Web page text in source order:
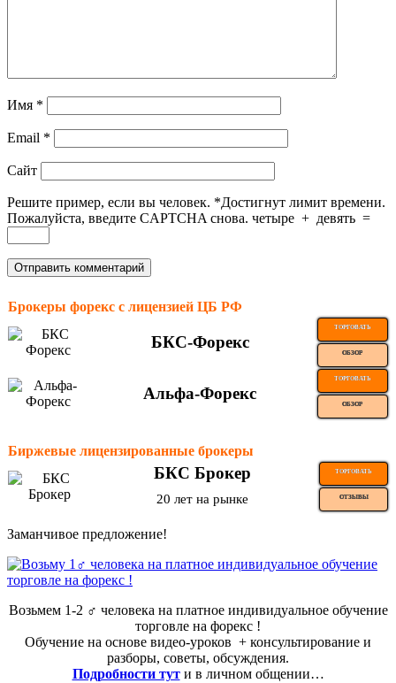
Имя *
Email *
Сайт
Решите пример, если вы человек. *Достигнут лимит времени.
Пожалуйста, введите CAPTCHA снова. четыре + девять =
Брокеры форекс с лицензией ЦБ РФ
БКС-Форекс
ТОРГОВАТЬ
ОБЗОР
Альфа-Форекс
ТОРГОВАТЬ
ОБЗОР
Биржевые лицензированные брокеры
БКС Брокер ТОРГОВАТЬ
20 лет на рынке ОТЗЫВЫ
Заманчивое предложение!
Возьмем 1-2 ‍♂️ человека на платное индивидуальное обучение
торговле на форекс !
Обучение на основе видео-уроков ️ + консультирование и
разборы, советы, обсуждения.
Подробности тут и в личном общении…